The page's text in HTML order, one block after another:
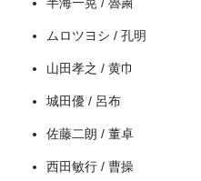
ムロツヨシ / 孔明
山田孝之 / 黄巾
城田優 / 呂布
佐藤二朗 / 董卓
西田敏行 / 曹操